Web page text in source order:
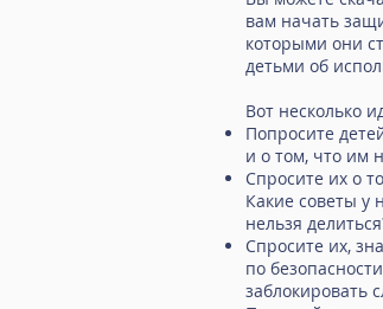
вам начать
которыми они
детьми об
Вот несколько
Попросите
и о том, что им
Спросите их о
Какие советы у
нельзя
Спросите их,
по
заблокировать